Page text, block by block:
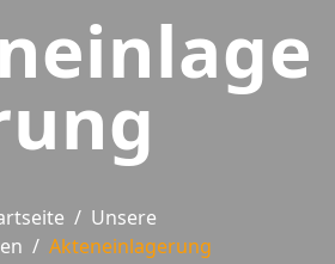
Unsere
Akteneinlagerung